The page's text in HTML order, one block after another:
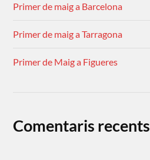
Primer de maig a Barcelona
Primer de maig a Tarragona
Primer de Maig a Figueres
Comentaris recents